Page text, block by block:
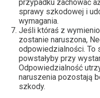
przypadku zachować
sprawy szkodowej i
wymagania.
Jeśli któraś z
zostanie naruszona,
odpowiedzialności. To
powstałyby przy
Odpowiedzialność
naruszenia pozostają
szkody.